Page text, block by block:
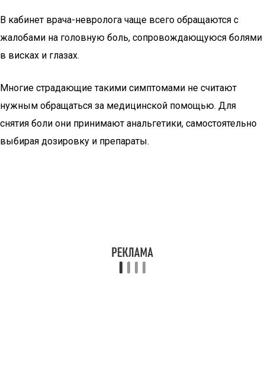
В кабинет врача-невролога чаще всего обращаются с
жалобами на головную боль, сопровождающуюся болями
в висках и глазах.
Многие страдающие такими симптомами не считают
нужным обращаться за медицинской помощью. Для
снятия боли они принимают анальгетики, самостоятельно
выбирая дозировку и препараты.